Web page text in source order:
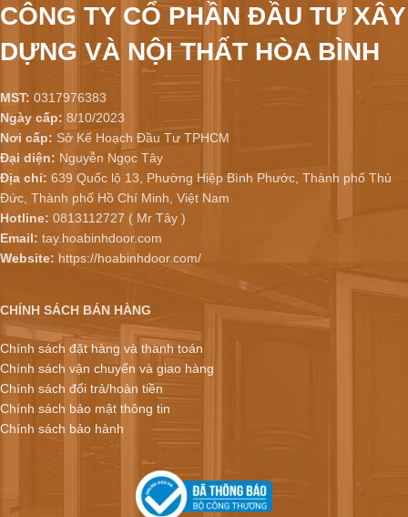
CÔNG TY CỔ PHẦN ĐẦU TƯ XÂY
DỰNG VÀ NỘI THẤT HÒA BÌNH
MST: 0317976383
Ngày cấp: 8/10/2023
Nơi cấp: Sở Kế Hoạch Đầu Tư TPHCM
Đại diện: Nguyễn Ngọc Tây
Địa chỉ: 639 Quốc lộ 13, Phường Hiệp Bình Phước, Thành phố Thủ
Đức, Thành phố Hồ Chí Minh, Việt Nam
Hotline: 0813112727 ( Mr Tây )
Email: tay.hoabinhdoor.com
Website: https://hoabinhdoor.com/
CHÍNH SÁCH BÁN HÀNG
Chính sách đặt hàng và thanh toán
Chính sách vận chuyển và giao hàng
Chính sách đổi trả/hoàn tiền
Chính sách bảo mật thông tin
Chính sách bảo hành